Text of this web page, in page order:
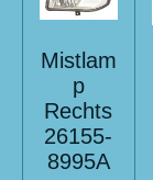
Mistlam
p
Rechts
26155-
8995A